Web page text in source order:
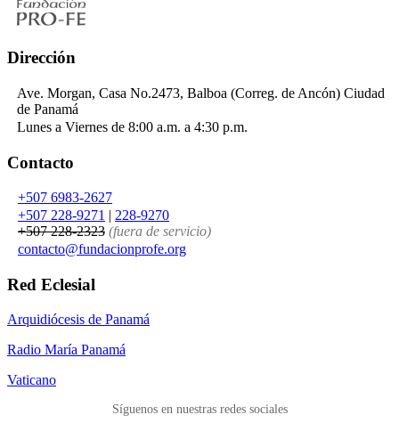
Dirección
Ave. Morgan, Casa No.2473, Balboa (Correg. de Ancón) Ciudad
de Panamá
Lunes a Viernes de 8:00 a.m. a 4:30 p.m.
Contacto
+507 6983-2627
+507 228-9271 | 228-9270
+507 228-2323 (fuera de servicio)
contacto@fundacionprofe.org
Red Eclesial
Arquidiócesis de Panamá
Radio María Panamá
Vaticano
Síguenos en nuestras redes sociales